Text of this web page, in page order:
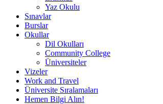
Yaz Okulu
Sınavlar
Burslar
Okullar
Dil Okulları
Community College
Üniversiteler
Vizeler
Work and Travel
Üniversite Sıralamaları
Hemen Bilgi Alın!